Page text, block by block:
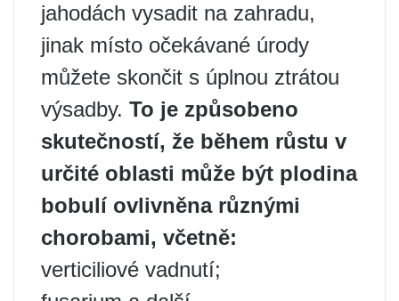
jahodách vysadit na zahradu,
jinak místo očekávané úrody
můžete skončit s úplnou ztrátou
výsadby. To je způsobeno
skutečností, že během růstu v
určité oblasti může být plodina
bobulí ovlivněna různými
chorobami, včetně:
verticiliové vadnutí;